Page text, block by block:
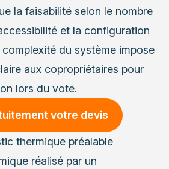
la faisabilité selon le nombre
et la configuration
du système impose
aux copropriétaires pour
lors du vote.
votre devis
thermique préalable
réalisé par un